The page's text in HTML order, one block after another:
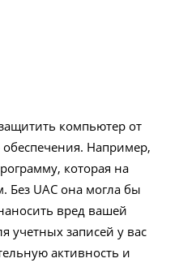
компьютер от
Например,
которая на
Без UAC она могла бы
вред вашей
учетных записей у вас
активность и